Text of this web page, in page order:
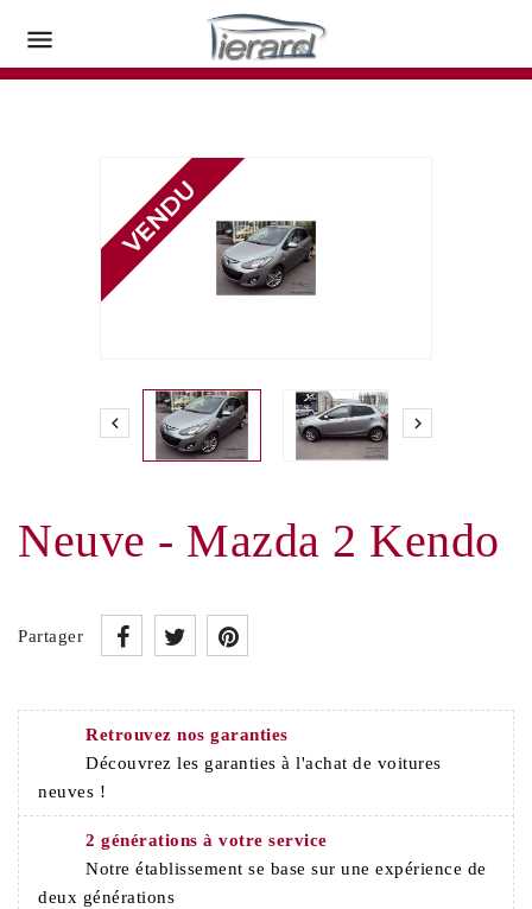

 
Neuve - Mazda 2 Kendo
Partager
Retrouvez nos garanties
Découvrez les garanties à l'achat de voitures
neuves !
2 générations à votre service
Notre établissement se base sur une expérience de
deux générations